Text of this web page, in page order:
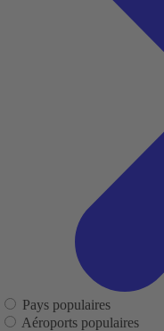
Pays populaires
Aéroports populaires